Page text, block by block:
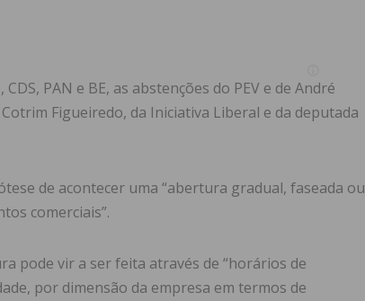
PAN e BE, as abstenções do PEV e de André
Figueiredo, da Iniciativa Liberal e da deputada
de acontecer uma “abertura gradual, faseada ou
comerciais”.
pode vir a ser feita através de “horários de
por dimensão da empresa em termos de